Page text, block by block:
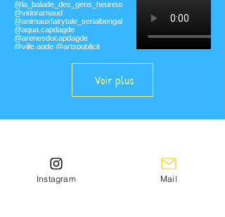
Voir plus
Instagram Mail